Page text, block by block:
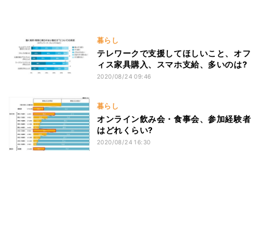
暮らし
テレワークで支援してほしいこと、オフ
ィス家具購入、スマホ支給、多いのは?
2020/08/24 09:46
暮らし
オンライン飲み会・食事会、参加経験者
はどれくらい?
2020/08/24 16:30